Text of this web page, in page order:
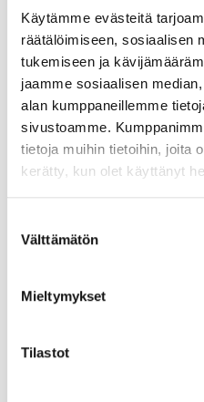
Käytämme evästeitä
räätälöimiseen, sosiaalisen
tukemiseen ja
jaamme sosiaalisen
alan kumppaneillemme
sivustoamme.
tietoja muihin tietoihin, joita
kerätty, kun olet käyttänyt
valinta
Välttämätön
Mieltymykset
Tilastot